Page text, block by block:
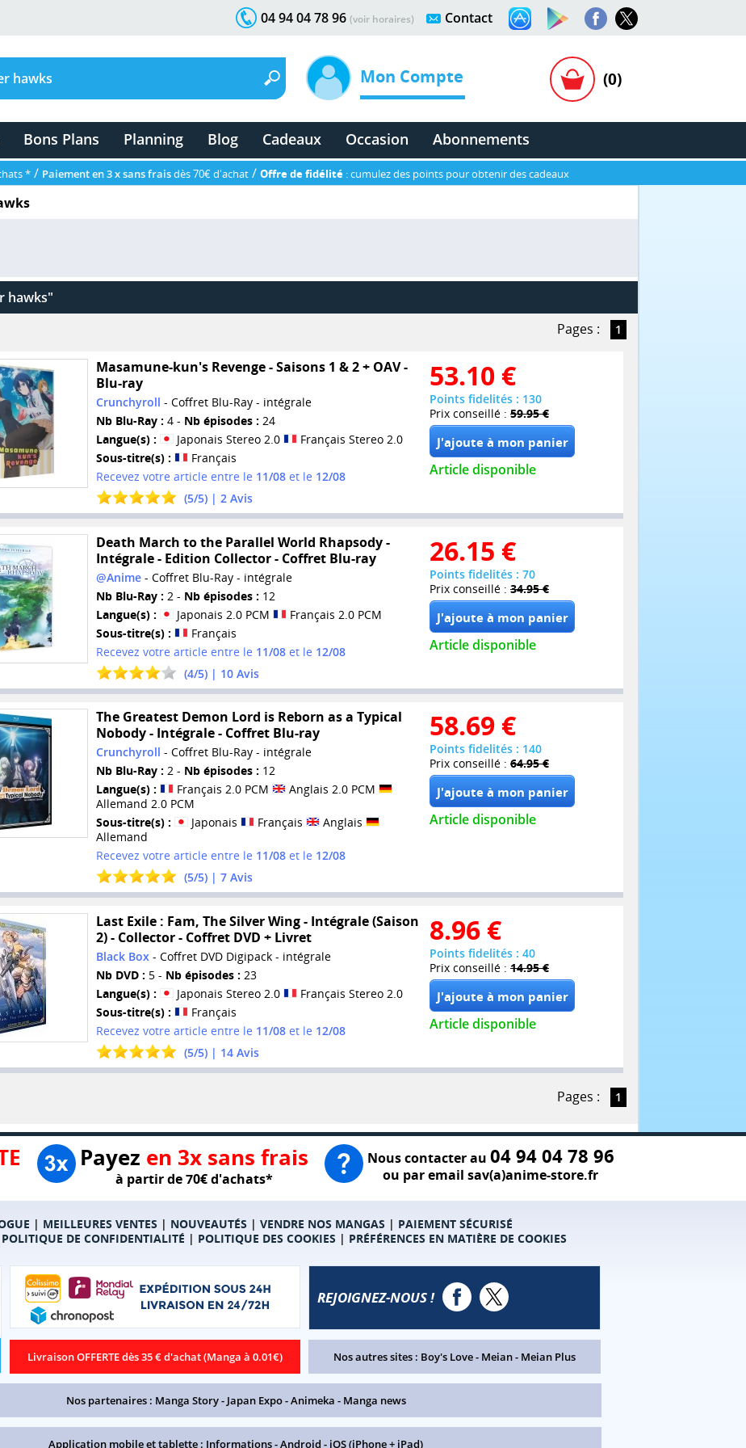
Contact
04 94 04 78 96 (voir horaires)
Mon Compte (0)
Bons Plans Planning Blog Cadeaux Occasion Abonnements
* / Paiement en 3 x sans fraisdès 70€ d'achat / Offre de fidélité : cumulez des points pour obtenir des cadeaux
hawks"
Pages : 1
Masamune-kun's Revenge - Saisons 1 & 2 + OAV -
Blu-ray
Crunchyroll - Coffret Blu-Ray - intégrale
Nb Blu-Ray : 4 - Nb épisodes : 24
Langue(s) :
Japonais Stereo 2.0
Français Stereo 2.0
Sous-titre(s) :
Français
Recevez votre article entre le 11/08et le 12/08
(5/5) | 2Avis
53.10 €
Points fidelités : 130
Prix conseillé : 59.95 €
Article disponible
Death March to the Parallel World Rhapsody -
Intégrale - Edition Collector - Coffret Blu-ray
@Anime- Coffret Blu-Ray - intégrale
Nb Blu-Ray : 2 - Nb épisodes : 12
Langue(s) :
Japonais 2.0 PCM
Français 2.0 PCM
Sous-titre(s) :
Français
Recevez votre article entre le 11/08et le 12/08
(4/5) | 10Avis
26.15 €
Points fidelités : 70
Prix conseillé : 34.95 €
Article disponible
The Greatest Demon Lord is Reborn as a Typical
Nobody - Intégrale - Coffret Blu-ray
Crunchyroll - Coffret Blu-Ray - intégrale
Nb Blu-Ray : 2 - Nb épisodes : 12
Langue(s) :
Français 2.0 PCM
Anglais 2.0 PCM
Allemand 2.0 PCM
Sous-titre(s) :
Japonais Français
Anglais
Allemand
Recevez votre article entre le 11/08et le 12/08
(5/5) | 7Avis
58.69 €
Points fidelités : 140
Prix conseillé : 64.95 €
Article disponible
Last Exile : Fam, The Silver Wing - Intégrale (Saison
2) - Collector - Coffret DVD + Livret
Black Box- Coffret DVD Digipack - intégrale
Nb DVD : 5 - Nb épisodes : 23
Langue(s) :
Japonais Stereo 2.0
Français Stereo 2.0
Sous-titre(s) :
Français
Recevez votre article entre le 11/08et le 12/08
(5/5) | 14Avis
8.96 €
Points fidelités : 40
Prix conseillé : 14.95 €
Article disponible
Pages : 1
Payez en 3x sans frais
à partir de 70€ d'achats*
Nous contacter au 04 94 04 78 96
ou par email sav(a)anime-store.fr
| MEILLEURES VENTES | NOUVEAUTÉS | VENDRE NOS MANGAS | PAIEMENT SÉCURISÉ
POLITIQUE DE CONFIDENTIALITÉ | POLITIQUE DES COOKIES | PRÉFÉRENCES EN MATIÈRE DE COOKIES
Livraison OFFERTE dès 35 € d'achat (Manga à 0.01€)
REJOIGNEZ-NOUS !
Nos autres sites : Boy's Love- Meian- Meian Plus
Nos partenaires : Manga Story- Japan Expo-Animeka - Manga news
Application mobile et tablette : Informations-Android - iOS (iPhone + iPad)